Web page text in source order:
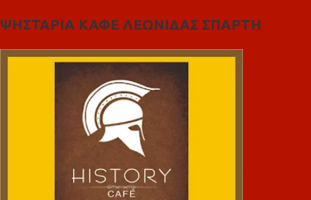
ΨΗΣΤΑΡΙΑ ΚΑΦΕ ΛΕΩΝΙΔΑΣ ΣΠΑΡΤΗ